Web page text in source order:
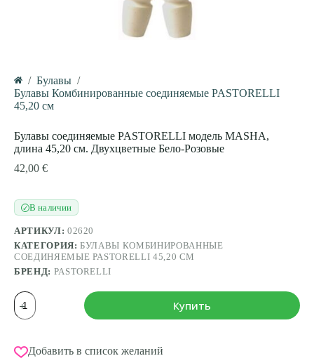
Главная
/ Булавы /
Булавы Комбинированные соединяемые PASTORELLI
45,20 см
Булавы соединяемые PASTORELLI модель MASHA,
длина 45,20 cм. Двухцветные Бело-Розовые
42,00 €
✓В наличии
АРТИКУЛ: 02620
КАТЕГОРИЯ:БУЛАВЫ КОМБИНИРОВАННЫЕ
СОЕДИНЯЕМЫЕ PASTORELLI 45,20 СМ
БРЕНД: PASTORELLI
Количество
товара
Булавы
PASTORELLI
модель
Купить
Добавить в список желаний